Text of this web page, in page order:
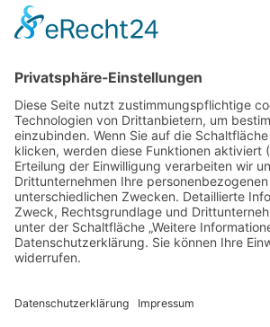
Randstr. 28
47804 Krefeld
+49 176 58266120
+49 176 58266120
+48 609 953 066
info@kotarek.com
Verpackungsregister LUCID: DE2926643562464